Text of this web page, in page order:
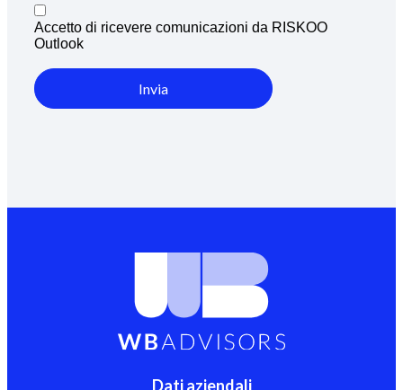
Accetto di ricevere comunicazioni da RISKOO
Outlook
Invia
Dati aziendali